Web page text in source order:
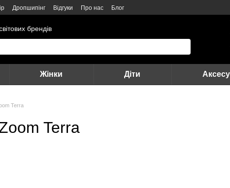
Дропшипінг Відгуки Про нас Блог
брендів
Жінки Діти
Terra
Terra